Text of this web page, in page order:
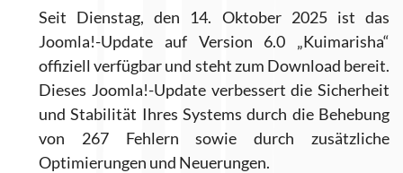
Seit Dienstag, den 14. Oktober 2025 ist das
Joomla!-Update auf Version 6.0 „Kuimarisha“
offiziell verfügbar und steht zum Download bereit.
Dieses Joomla!-Update verbessert die Sicherheit
und Stabilität Ihres Systems durch die Behebung
von 267 Fehlern sowie durch zusätzliche
Optimierungen und Neuerungen.